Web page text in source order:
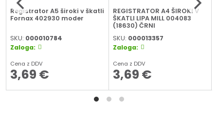
Registrator A5 široki v škatli
Fornax 402930 moder
SKU: 000010784
Zaloga:
Cena z DDV
3,69 €
REGISTRATOR A4 ŠIROKI V
ŠKATLI LIPA MILL 004083
(18630) ČRNI
SKU: 000013357
Zaloga:
Cena z DDV
3,69 €